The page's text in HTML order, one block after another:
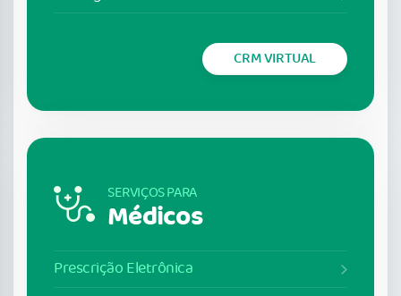
CRM VIRTUAL
SERVIÇOS PARA
Médicos
Prescrição Eletrônica